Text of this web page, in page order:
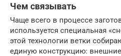
Чем связывать
Чаще всего в процессе
используется специальная
этой технологии ветки
единую конструкцию: